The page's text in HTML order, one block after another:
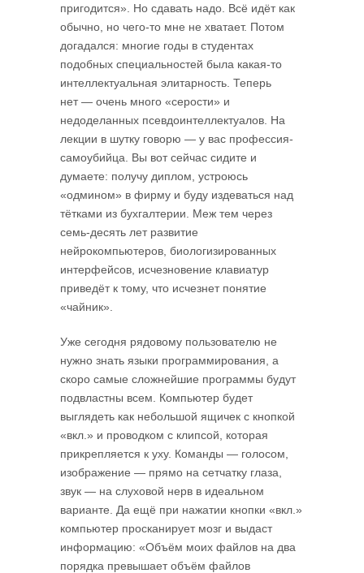
пригодится». Но сдавать надо. Всё идёт как
обычно, но чего-то мне не хватает. Потом
догадался: многие годы в студентах
подобных специальностей была какая-то
интеллектуальная элитарность. Теперь
нет — очень много «серости» и
недоделанных псевдоинтеллектуалов. На
лекции в шутку говорю — у вас про­фессия-
самоубийца. Вы вот сейчас сидите и
думаете: получу диплом, устроюсь
«одмином» в фирму и буду издеваться над
тётками из бухгалтерии. Меж тем через
семь-десять лет развитие
нейрокомпьютеров, биологизированных
интер­фейсов, исчезновение клавиатур
приведёт к тому, что исчезнет понятие
«чайник».
Уже сегодня рядовому пользователю не
нужно знать языки программи­ро­ва­ния, а
скоро самые сложнейшие программы будут
подвластны всем. Компьютер будет
выглядеть как небольшой ящичек с кнопкой
«вкл.» и проводком с клип­сой, которая
прикрепляется к уху. Команды — голосом,
изображение — прямо на сетчатку глаза,
звук — на слуховой нерв в идеальном
варианте. Да ещё при нажатии кнопки «вкл.»
компьютер просканирует мозг и выдаст
информацию: «Объём моих файлов на два
порядка превышает объём файлов